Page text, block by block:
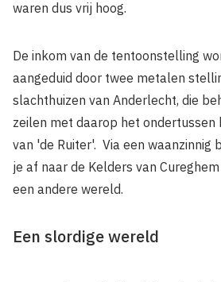
waren dus vrij hoog.
De inkom van de tentoonstelling
aangeduid door twee metalen
slachthuizen van Anderlecht, die
zeilen met daarop het
van 'de Ruiter'. Via een waanzinnig
je af naar de Kelders van
een andere wereld.
Een slordige wereld